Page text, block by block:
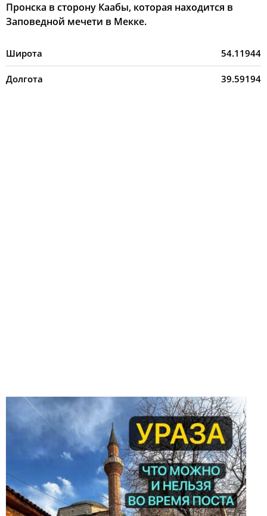
Пронска в сторону Каабы, которая находится в
Заповедной мечети в Мекке.
Широта 54.11944
Долгота 39.59194